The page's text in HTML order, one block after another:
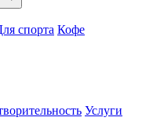
спорта Кофе
Услуги